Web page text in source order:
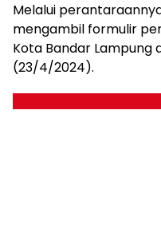
Melalui
mengambil formulir
Kota Bandar Lampung
(23/4/2024).